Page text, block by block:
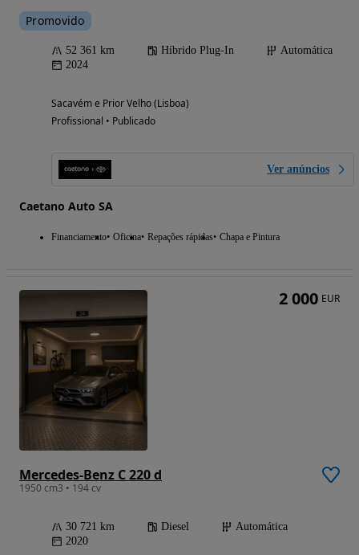
Promovido
52 361 km Híbrido Plug-In
Automática
2024
Sacavém e Prior Velho (Lisboa)
Profissional • Publicado
Ver anúncios
Caetano Auto SA
Financiamento Oficina Repações rápidas Chapa e Pintura
Mercedes-Benz C 220 d
1950 cm3 • 194 cv
30 721 km Diesel
Automática
2020
2 000 EUR